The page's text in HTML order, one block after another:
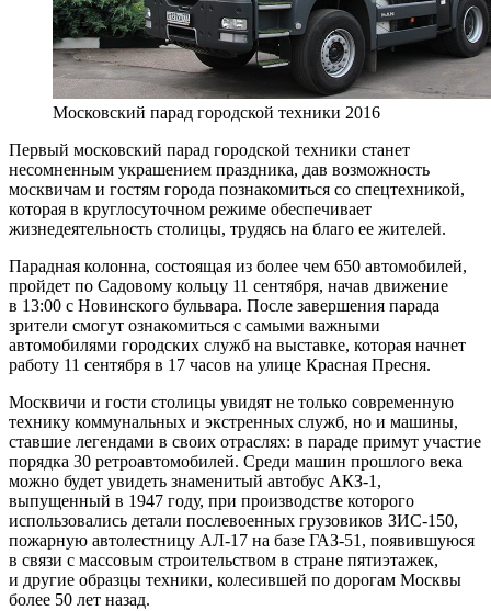
Московский парад городской техники 2016
Первый московский парад городской техники станет
несомненным украшением праздника, дав возможность
москвичам и гостям города познакомиться со спецтехникой,
которая в круглосуточном режиме обеспечивает
жизнедеятельность столицы, трудясь на благо ее жителей.
Парадная колонна, состоящая из более чем 650 автомобилей,
пройдет по Садовому кольцу 11 сентября, начав движение
в 13:00 с Новинского бульвара. После завершения парада
зрители смогут ознакомиться с самыми важными
автомобилями городских служб на выставке, которая начнет
работу 11 сентября в 17 часов на улице Красная Пресня.
Москвичи и гости столицы увидят не только современную
технику коммунальных и экстренных служб, но и машины,
ставшие легендами в своих отраслях: в параде примут участие
порядка 30 ретроавтомобилей. Среди машин прошлого века
можно будет увидеть знаменитый автобус АКЗ-1,
выпущенный в 1947 году, при производстве которого
использовались детали послевоенных грузовиков ЗИС-150,
пожарную автолестницу АЛ-17 на базе ГАЗ-51, появившуюся
в связи с массовым строительством в стране пятиэтажек,
и другие образцы техники, колесившей по дорогам Москвы
более 50 лет назад.